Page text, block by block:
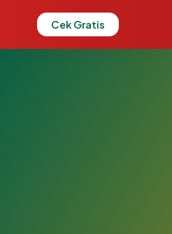
Cek Gratis